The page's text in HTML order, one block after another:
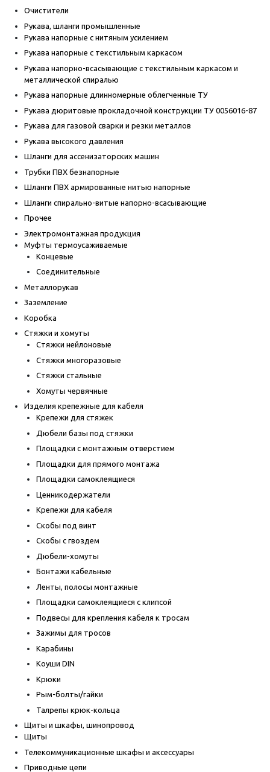
Очистители
Рукава, шланги промышленные
Рукава напорные с нитяным усилением
Рукава напорные с текстильным каркасом
Рукава напорно-всасывающие с текстильным каркасом и
металлической спиралью
Рукава напорные длинномерные облегченные ТУ
Рукава дюритовые прокладочной конструкции ТУ 0056016-87
Рукава для газовой сварки и резки металлов
Рукава высокого давления
Шланги для ассенизаторских машин
Трубки ПВХ безнапорные
Шланги ПВХ армированные нитью напорные
Шланги спирально-витые напорно-всасывающие
Прочее
Электромонтажная продукция
Муфты термоусаживаемые
Концевые
Соединительные
Металлорукав
Заземление
Коробка
Стяжки и хомуты
Стяжки нейлоновые
Стяжки многоразовые
Стяжки стальные
Хомуты червячные
Изделия крепежные для кабеля
Крепежи для стяжек
Дюбели базы под стяжки
Площадки с монтажным отверстием
Площадки для прямого монтажа
Площадки самоклеящиеся
Ценникодержатели
Крепежи для кабеля
Скобы под винт
Скобы с гвоздем
Дюбели-хомуты
Бонтажи кабельные
Ленты, полосы монтажные
Площадки самоклеящиеся с клипсой
Подвесы для крепления кабеля к тросам
Зажимы для тросов
Карабины
Коуши DIN
Крюки
Рым-болты/гайки
Талрепы крюк-кольца
Щиты и шкафы, шинопровод
Щиты
Телекоммуникационные шкафы и аксессуары
Приводные цепи